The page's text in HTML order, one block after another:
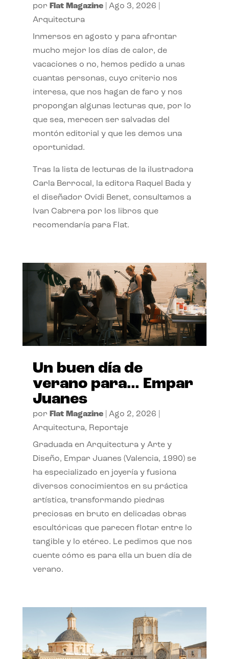
por Flat Magazine| Ago 3, 2026
Arquitectura
Inmersos en agosto y para afrontar
mucho mejor los días de calor, de
vacaciones o no, hemos pedido a unas
cuantas personas, cuyo criterio nos
interesa, que nos hagan de faro y nos
propongan algunas lecturas que, por lo
que sea, merecen ser salvadas del
montón editorial y que les demos una
oportunidad.
Tras la lista de lecturas de la ilustradora
Carla Berrocal, la editora Raquel Bada y
el diseñador Ovidi Benet, consultamos a
Ivan Cabrera por los libros que
recomendaría para Flat.
Un buen día de
verano para… Empar
Juanes
por Flat Magazine| Ago 2, 2026
Arquitectura, Reportaje
Graduada en Arquitectura y Arte y
Diseño, Empar Juanes (Valencia, 1990) se
ha especializado en joyería y fusiona
diversos conocimientos en su práctica
artística, transformando piedras
preciosas en bruto en delicadas obras
escultóricas que parecen flotar entre lo
tangible y lo etéreo. Le pedimos que nos
cuente cómo es para ella un buen día de
verano.